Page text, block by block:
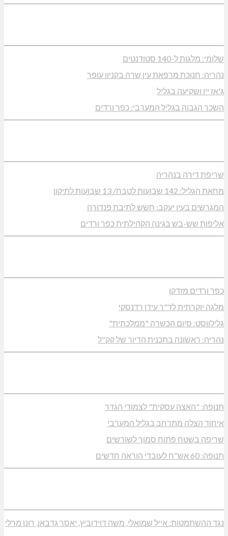
שלומי: מלגות ל-140 סטודנטים
נהריה: חנוכת מרפאת עין שרה בקניון עופר
ג'אז יין ושקיעה בגליל
השכר הגבוה בגליל המערבי: כפר ורדים
שריפת דירה בנהריה
מחאת הגליל: 142 שבועות לטבח/ 13 שבועות לתיקון
המגרשים בעין יעקב: חשש לתיבת פנדורה
אליפות שש-בש בגינה הקהילתית כפר ורדים
כפר ורדים מזדקן
מלגה יוקרתית לד"ר עידן רדנסקי
גלילווסט: סיום הכשרה "ממלכתית"
נהריה: ראשונה בתכנית הדיור של קק"ל
תנופה: "האצה עסקית" לצמודי הגדר
איחוד הצלה מתרחב בגליל המערבי
שריפה בשטח פתוח סמוך לשורשים
תנופה: 60 אש"ח לעובדי הוראה חדשים
נגד ההשתמטות: אייל שמואלי, משה דוידוביץ, יאסר גדבאן, רונן מרלי